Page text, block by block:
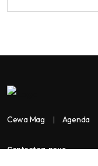
Cewa Mag Agenda
Contactez-nous